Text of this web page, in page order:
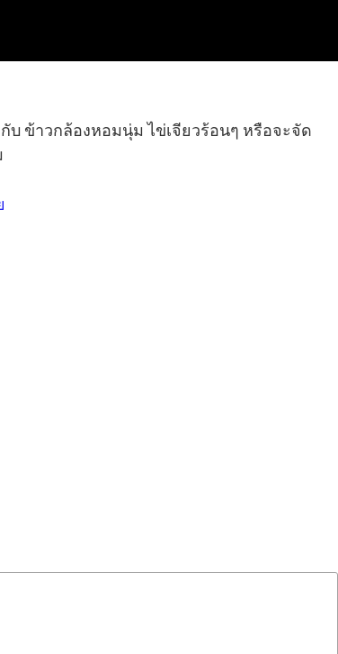
บ ข้าวกล้องหอมนุ่ม ไข่เจียวร้อนๆ หรือจะจัด